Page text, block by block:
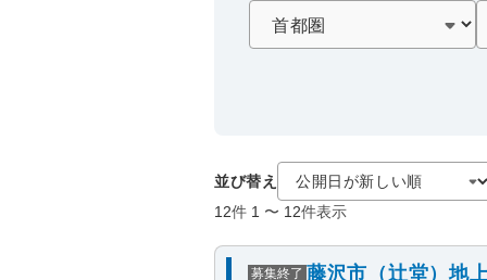
並び替え
12件 1 〜 12件表示
募集終了 藤沢市（辻堂）地